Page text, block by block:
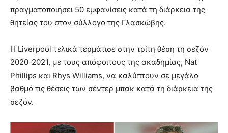
πραγματοποιήσει 50 εμφανίσεις κατά τη διάρκεια της
θητείας του στον σύλλογο της Γλασκώβης.
Η Liverpool τελικά τερμάτισε στην τρίτη θέση τη σεζόν
2020-2021, με τους απόφοιτους της ακαδημίας, Nat
Phillips και Rhys Williams, να καλύπτουν σε μεγάλο
βαθμό τις θέσεις των σέντερ μπακ κατά τη διάρκεια της
σεζόν.